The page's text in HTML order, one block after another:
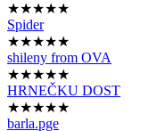
★★★★★
Spider
★★★★★
shileny from OVA
★★★★★
HRNEČKU DOST
★★★★★
barla.pge